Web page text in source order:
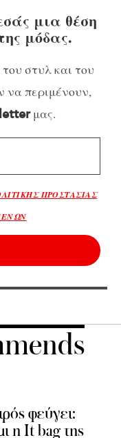
μια θέση
μόδας.
στυλ και του
να περιμένουν,
μας.
ΠΡΟΣΤΑΣΙΑΣ
φεύγει:
η It bag της